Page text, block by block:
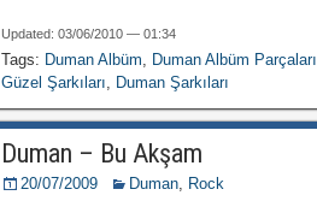
Updated: 03/06/2010 — 01:34
Tags: Duman Albüm, Duman Albüm Parçaları
Güzel Şarkıları, Duman Şarkıları
Duman – Bu Akşam
20/07/2009 Duman, Rock